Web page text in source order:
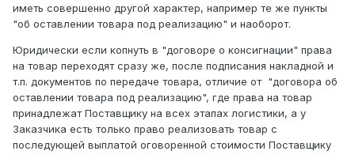
иметь совершенно другой характер, например те же пункты
"об оставлении товара под реализацию" и наоборот.
Юридически если копнуть в "договоре о консигнации" права
на товар переходят сразу же, после подписания накладной и
т.п. документов по передаче товара, отличие от "договора об
оставлении товара под реализацию", где права на товар
принадлежат Поставщику на всех этапах логистики, а у
Заказчика есть только право реализовать товар с
последующей выплатой оговоренной стоимости Поставщику